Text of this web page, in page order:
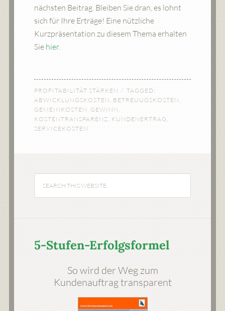
nächsten Beitrag. Bleiben Sie dran, es lohnt
sich für Ihre Erträge! Eine nützliche
Kurzpräsentation zu diesem Thema erhalten
Sie hier.
PROFITABILITÄT STÄRKEN
TAGGED:
ABWICKLUNGSKOSTEN , BETREUUGSKOSTEN ,
GEMEINKOSTEN , GEWINN ,
KOSTENTRANSPARENZ , KUNDENERTRAG ,
SERVICEKOSTEN
5-Stufen-Erfolgsformel
So wird der Weg zum
Kundenauftrag transparent